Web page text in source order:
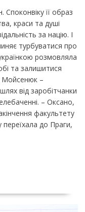
її образ
краси та душі
за націю. І
турбуватися про
розмовляла
та залишитися
Мойсенюк –
від заробітчанки
– Оксано,
факультету
переїхала до Праги,